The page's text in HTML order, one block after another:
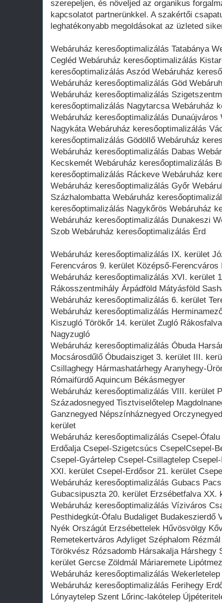
szerepeljen, és növeljed az organikus
kapcsolatot partnerünkkel. A szakértői
leghatékonyabb megoldásokat az üzleted
Webáruház keresőoptimalizálás Tatabánya
Cegléd Webáruház keresőoptimalizálás
keresőoptimalizálás Aszód Webáruház
Webáruház keresőoptimalizálás Göd
Webáruház keresőoptimalizálás
keresőoptimalizálás Nagytarcsa Webáruház
Webáruház keresőoptimalizálás
Nagykáta Webáruház keresőoptimalizálás
keresőoptimalizálás Gödöllő Webáruház
Webáruház keresőoptimalizálás Dabas
Kecskemét Webáruház keresőoptimalizálás
keresőoptimalizálás Ráckeve Webáruház
Webáruház keresőoptimalizálás Győr
Százhalombatta Webáruház
keresőoptimalizálás Nagykőrös Webáruház
Webáruház keresőoptimalizálás Dunakeszi
Szob Webáruház keresőoptimalizálás Érd
Webáruház keresőoptimalizálás IX. kerület
Ferencváros 9. kerület Középső-Ferencváros
Webáruház keresőoptimalizálás XVI. kerület
Rákosszentmihály Árpádföld Mátyásföld
Webáruház keresőoptimalizálás 6. kerület
Webáruház keresőoptimalizálás
Kiszugló Törökőr 14. kerület Zugló
Nagyzugló
Webáruház keresőoptimalizálás Óbuda
Mocsárosdűlő Óbudaisziget 3. kerület III.
Csillaghegy Hármashatárhegy Aranyhegy-
Rómaifürdő Aquincum Békásmegyer
Webáruház keresőoptimalizálás VIII. kerület
Századosnegyed Tisztviselőtelep
Ganznegyed Népszínháznegyed
kerület
Webáruház keresőoptimalizálás Csepel-
Erdőalja Csepel-Szigetcsúcs CsepelCsepel-
Csepel-Gyártelep Csepel-Csillagtelep
XXI. kerület Csepel-Erdősor 21. kerület
Webáruház keresőoptimalizálás Gubacs
Gubacsipuszta 20. kerület Erzsébetfalva XX.
Webáruház keresőoptimalizálás Víziváros
Pesthidegkút-Ófalu Budaliget Budakeszierdő
Nyék Országút Erzsébettelek Hűvösvölgy
Remetekertváros Adyliget Széphalom
Törökvész Rózsadomb Hársakalja Hárshegy
kerület Gercse Zöldmál Máriaremete
Webáruház keresőoptimalizálás
Webáruház keresőoptimalizálás Ferihegy
Lónyaytelep Szent Lőrinc-lakótelep